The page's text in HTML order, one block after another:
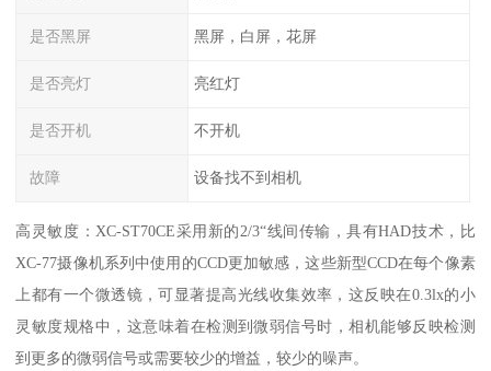
是否黑屏 黑屏，白屏，花屏
是否亮灯 亮红灯
是否开机 不开机
故障 设备找不到相机
高灵敏度：XC-ST70CE采用新的2/3“线间传输，具有HAD技术，比
XC-77摄像机系列中使用的CCD更加敏感，这些新型CCD在每个像素
上都有一个微透镜，可显著提高光线收集效率，这反映在0.3lx的小
灵敏度规格中，这意味着在检测到微弱信号时，相机能够反映检测
到更多的微弱信号或需要较少的增益，较少的噪声。